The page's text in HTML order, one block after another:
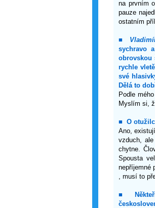
na prvním
pauze
ostatním
■
sychravo
obrovskou
rychle
své
Dělá to
Podle
Myslím si,
■ O
Ano,
vzduch,
chytne.
Spousta
nepříjemné
, musí to
■